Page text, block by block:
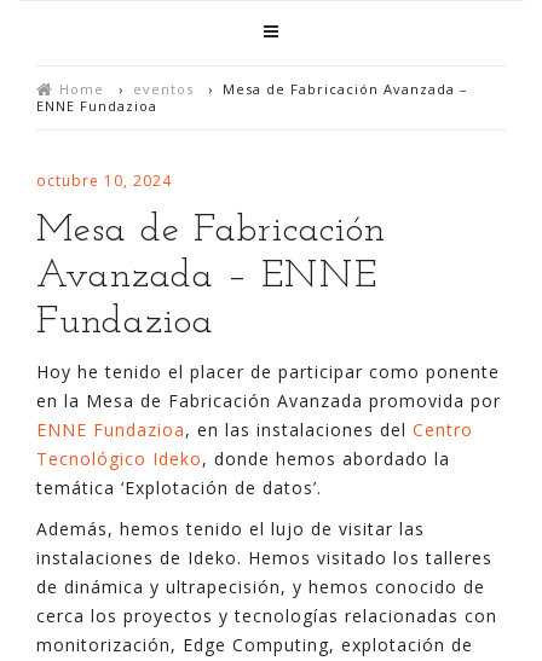
Home › eventos › Mesa de Fabricación Avanzada –
ENNE Fundazioa
octubre 10, 2024
Mesa de Fabricación
Avanzada – ENNE
Fundazioa
Hoy he tenido el placer de participar como ponente
en la Mesa de Fabricación Avanzada promovida por
ENNE Fundazioa, en las instalaciones del Centro
Tecnológico Ideko, donde hemos abordado la
temática ‘Explotación de datos’.
Además, hemos tenido el lujo de visitar las
instalaciones de Ideko. Hemos visitado los talleres
de dinámica y ultrapecisión, y hemos conocido de
cerca los proyectos y tecnologías relacionadas con
monitorización, Edge Computing, explotación de